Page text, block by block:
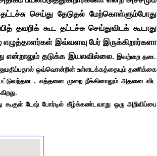
தட்டச்சு செய்து தேடுதல் மேற்கொள்ளும்போது
கூட தட்டச்சு செய்துவிடக் கூடாது
இவ்வளவு பேர் இருக்கிறார்களா
என்றாலும் தடுக்க இயலவில்லை. இவற்றை தடை
ஒவ்வொன்றின் உள்ளடக்கத்தையும் தணிக்கை
பட்டுவந்தன . எத்தனை முறை நீக்கினாலும் அதனை விட
டேஷ் போர்டில் கீழ்க்கண்டவாறு ஒரு அறிவிப்பை